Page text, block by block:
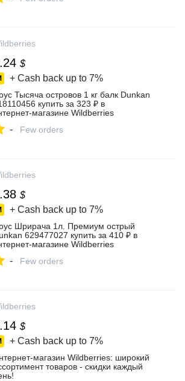
$
+ Cash back up to 7%
Тысяча островов 1 кг балк Dunkan
купить за 323 ₽ в
Wildberries
- Few orders
$
+ Cash back up to 7%
Шрирача 1л. Премиум острый
629477027 купить за 410 ₽ в
Wildberries
- Few orders
$
+ Cash back up to 7%
Wildberries: широкий
товаров - скидки каждый